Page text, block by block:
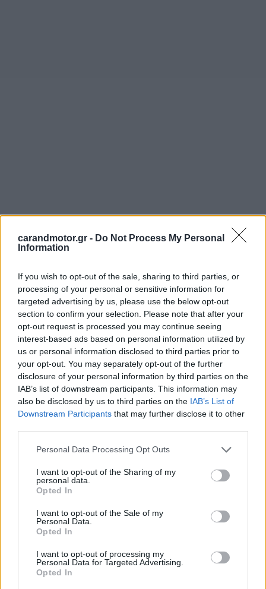
carandmotor.gr - Do Not Process My Personal
Information
If you wish to opt-out of the sale, sharing to third parties, or
processing of your personal or sensitive information for
targeted advertising by us, please use the below opt-out
section to confirm your selection. Please note that after your
opt-out request is processed you may continue seeing
interest-based ads based on personal information utilized by
us or personal information disclosed to third parties prior to
your opt-out. You may separately opt-out of the further
disclosure of your personal information by third parties on the
IAB’s list of downstream participants. This information may
also be disclosed by us to third parties on the IAB’s List of
Downstream Participants that may further disclose it to other
Please note that this website/app uses one or more Google
not limited to your visit or usage behaviour. You may click to
grant or deny consent to Google and its third-party tags to
use your data for below specified purposes in below Google
consent section.
Personal Data Processing Opt Outs
I want to opt-out of the Sharing of my
personal data.
Opted In
I want to opt-out of the Sale of my
Personal Data.
Opted In
I want to opt-out of processing my
Personal Data for Targeted Advertising.
Opted In
Ο χαμηλός φωτισμός δεν βοηθά στην αναγνώριση
σχεδιαστικών λεπτομερειών, ωστόσο μπορούμε να πούμε
ότι ο μπροστινός προφυλακτήρας φαίνεται να έχει
αξιοσημείωτη απόσταση από το έδαφος.
Προς το παρόν δεν έχουμε περισσότερες πληροφορίες
αναφορικά με τις διαθέσιμες μπαταρίες και τους
κινητήρες που θα εξοπλίζουν τις εκδόσεις του μικρού
ηλεκτρικού τηςVW, ωστόσο το πιο γερό «χαρτί» του
νεαρότερου μέλους της οικογένειας ID. αναμένεται να
κοντά στα 20.000 ευρώ.